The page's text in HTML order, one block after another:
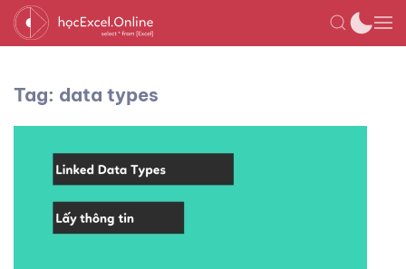
Tag: data types